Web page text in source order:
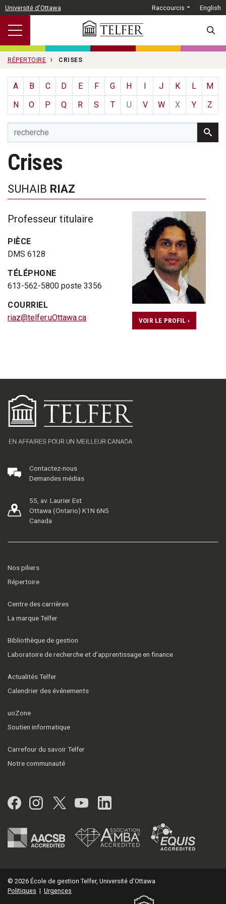
Passer au contenu principal
Université d'Ottawa Raccourcis English
RÉPERTOIRE CRISES
A B C D E F G H J K L
M
N
O P Q R S T U V W X Y Z
Crises
SUHAIB RIAZ
Professeur titulaire
PIÈCE
DMS 6128
TÉLÉPHONE
613-562-5800 poste 3356
COURRIEL
riaz@telfer.uOttawa.ca
VOIR LE PROFIL ›
Contactez-nous
Demandes médias
55, av. Laurier Est
Ottawa (Ontario) K1N 6N5
Canada
Nos piliers
Répertoire
Centre des carrières
La marque Telfer
Bibliothèque de gestion
Laboratoire de recherche et d’apprentissage en finance
Actualités Telfer
Calendrier des événements
uoZone
Soutien informatique
Carrefour du savoir Telfer
Notre communauté
Facebook
Instagram
Twitter
YouTubeLinkedIn
© 2026 École de gestion Telfer, Université d'Ottawa
Politiques | Urgences